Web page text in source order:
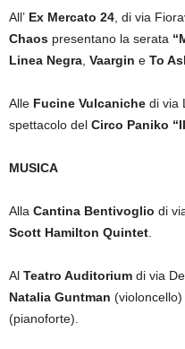
All’ Ex Mercato 24 , di via
Chaos presentano la serata
Linea Negra Vaargin e To
Alle Fucine Vulcaniche di via
spettacolo del Circo Paniko
MUSICA
Alla Cantina Bentivoglio di
Scott Hamilton Quintet
Al Teatro Auditorium di via
Natalia Guntman (violoncello)
(pianoforte).